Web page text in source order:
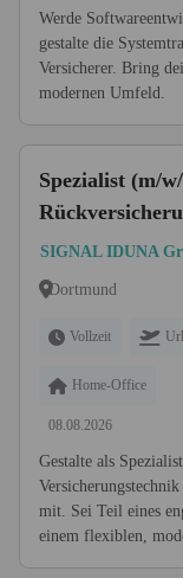
Werde
gestalte die
Versicherer. Bring
modernen Umfeld.
Spezialist (m/
SIGNAL IDUNA
Dortmund
Vollzeit
Home-Office
08.08.2026
Gestalte als
mit. Sei Teil eines
einem flexiblen,